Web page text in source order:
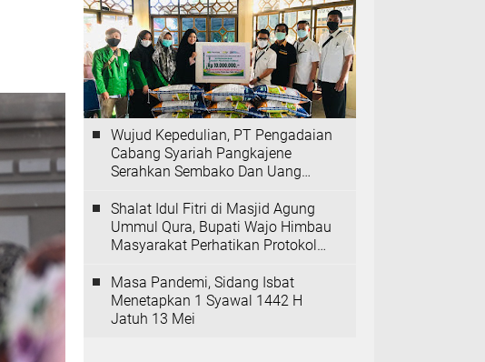
Wujud Kepedulian, PT Pengadaian
Cabang Syariah Pangkajene
Serahkan Sembako Dan Uang
Rappang
Shalat Idul Fitri di Masjid Agung
Ummul Qura, Bupati Wajo Himbau
Masyarakat Perhatikan Protokol
Masa Pandemi, Sidang Isbat
Menetapkan 1 Syawal 1442 H
Jatuh 13 Mei